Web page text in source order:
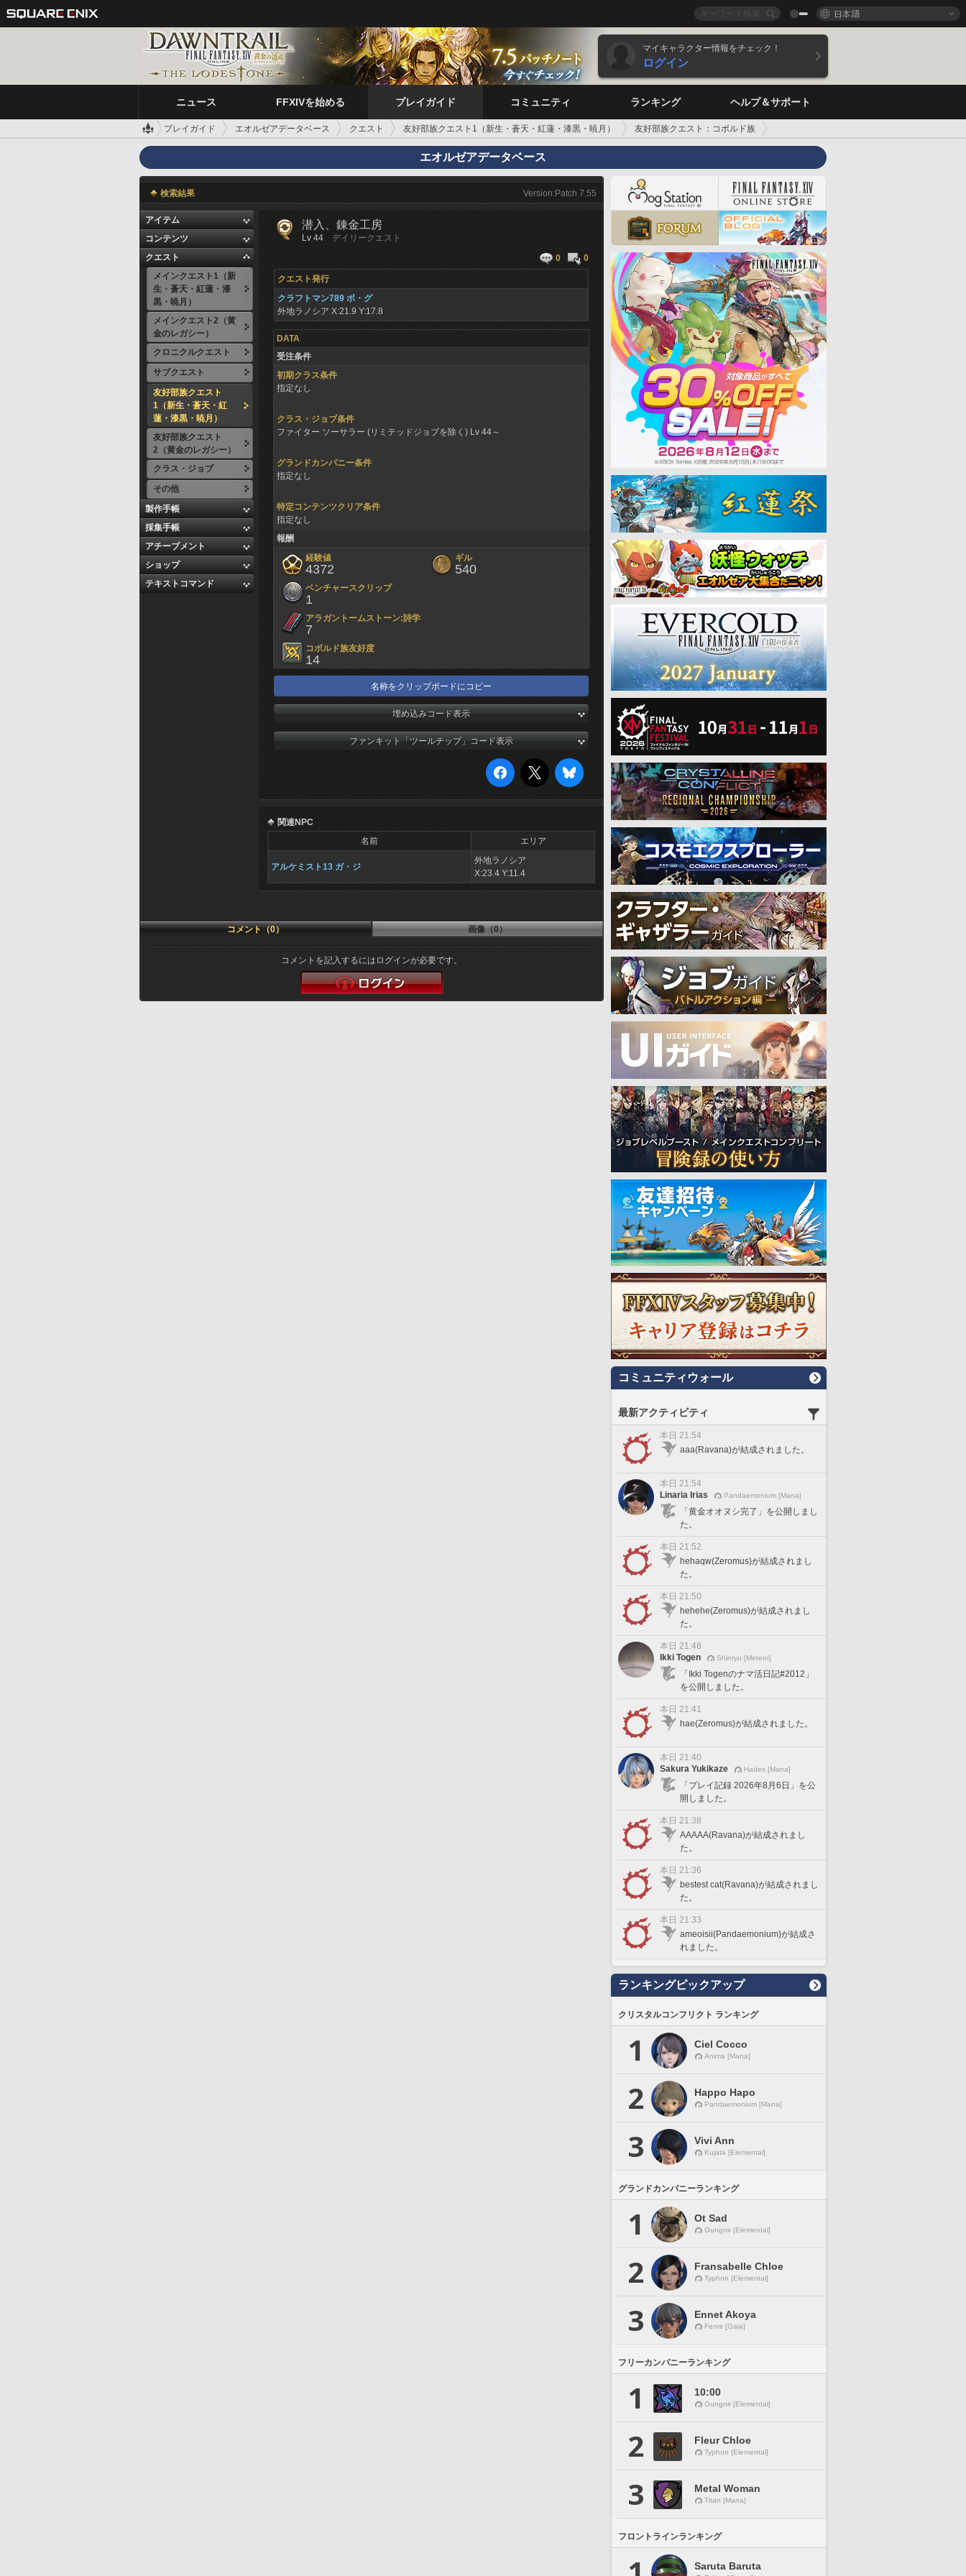
日本語
マイキャラクター情報をチェック！
ログイン
ニュース FFXIVを始める プレイガイド コミュニティ ランキング ヘルプ＆サポート
プレイガイド エオルゼアデータベース クエスト 友好部族クエスト1（新生・蒼天・紅蓮・漆黒・暁月）
友好部族クエスト：コボルド族
デイリークエスト
潜入、錬金工房
エオルゼアデータベース
検索結果 Version:Patch 7.55
アイテム
コンテンツ
クエスト
メインクエスト1（新
生・蒼天・紅蓮・漆
黒・暁月）
メインクエスト2（黄
金のレガシー）
クロニクルクエスト
サブクエスト
友好部族クエスト
1（新生・蒼天・紅
蓮・漆黒・暁月）
友好部族クエスト
2（黄金のレガシー）
クラス・ジョブ
その他
製作手帳
採集手帳
アチーブメント
ショップ
テキストコマンド
潜入、錬金工房
Lv 44
デイリークエスト
0
0
クエスト発行
クラフトマン789 ボ・グ
外地ラノシア X:21.9 Y:17.8
DATA
受注条件
初期クラス条件
指定なし
クラス・ジョブ条件
ファイター ソーサラー (リミテッドジョブを除く) Lv 44～
グランドカンパニー条件
指定なし
特定コンテンツクリア条件
指定なし
報酬
経験値
4372
ギル
540
ベンチャースクリップ
1
アラガントームストーン:詩学
7
コボルド族友好度
14
名称をクリップボードにコピー
埋め込みコード表示
ファンキット「ツールチップ」コード表示
関連NPC
名前
エリア
アルケミスト13 ガ・ジ
外地ラノシア
X:23.4 Y:11.4
コメント（0） 画像（0）
コメントを記入するにはログインが必要です。
コミュニティウォール
最新アクティビティ
本日 21:54
aaa(Ravana)が結成されました。
本日 21:54
Linaria Irias
Pandaemonium [Mana]
「黄金オオヌシ完了」を公開しまし
た。
本日 21:52
hehaqw(Zeromus)が結成されまし
た。
本日 21:50
hehehe(Zeromus)が結成されまし
た。
本日 21:48
Ikki Togen
Shinryu [Meteor]
「Ikki Togenのナマ活日記#2012」
を公開しました。
本日 21:41
hae(Zeromus)が結成されました。
本日 21:40
Sakura Yukikaze
Hades [Mana]
「プレイ記録 2026年8月6日」を公
開しました。
本日 21:38
AAAAA(Ravana)が結成されまし
た。
本日 21:36
bestest cat(Ravana)が結成されまし
た。
本日 21:33
ameoisii(Pandaemonium)が結成さ
れました。
ランキングピックアップ
クリスタルコンフリクト ランキング
1 Ciel Cocco
Anima [Mana]
2 Happo Hapo
Pandaemonium [Mana]
3 Vivi Ann
Kujata [Elemental]
グランドカンパニーランキング
1 Ot Sad
Gungnir [Elemental]
2 Fransabelle Chloe
Typhon [Elemental]
3 Ennet Akoya
Fenrir [Gaia]
フリーカンパニーランキング
1 10:00
Gungnir [Elemental]
2 Fleur Chloe
Typhon [Elemental]
3 Metal Woman
Titan [Mana]
フロントラインランキング
Saruta Baruta